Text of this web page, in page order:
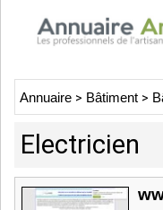
Annuaire > Bâtiment >
Electricien